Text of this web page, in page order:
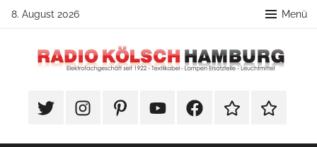
Zum
springen
8. August 2026 Menü
Radio
Lampenbau
#TwitterInstagramPinterestYouTubeFacebookTikTok Webshop